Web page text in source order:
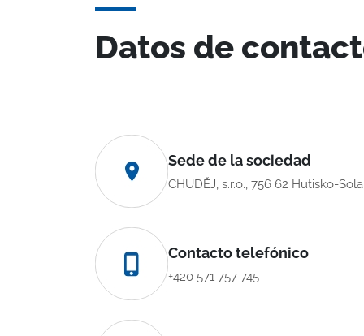
Datos de
Sede de la sociedad
CHUDĚJ, s.r.o., 756 62 Hutisko-
Contacto telefónico
+420 571 757 745